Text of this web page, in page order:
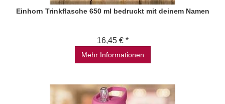
Einhorn Trinkflasche 650 ml bedruckt mit deinem Namen
16,45 € *
Mehr Informationen